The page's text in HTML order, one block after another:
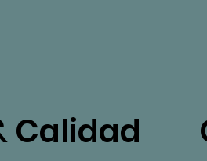
Calidad